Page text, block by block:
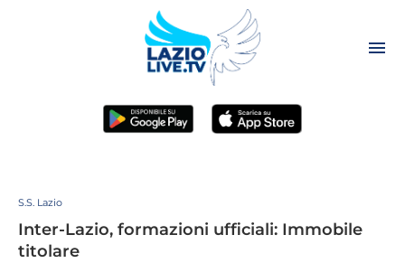
S.S. Lazio
Inter-Lazio, formazioni ufficiali: Immobile
titolare